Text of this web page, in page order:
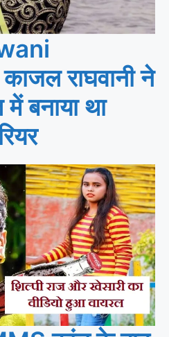
राघवानी ने
बनाया था